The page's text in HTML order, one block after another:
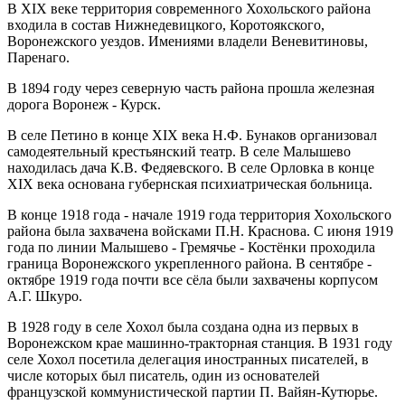
В XIX веке территория современного Хохольского района
входила в состав Нижнедевицкого, Коротоякского,
Воронежского уездов. Имениями владели Веневитиновы,
Паренаго.
В 1894 году через северную часть района прошла железная
дорога Воронеж - Курск.
В селе Петино в конце XIX века Н.Ф. Бунаков организовал
самодеятельный крестьянский театр. В селе Малышево
находилась дача К.В. Федяевского. В селе Орловка в конце
XIX века основана губернская психиатрическая больница.
В конце 1918 года - начале 1919 года территория Хохольского
района была захвачена войсками П.Н. Краснова. С июня 1919
года по линии Малышево - Гремячье - Костёнки проходила
граница Воронежского укрепленного района. В сентябре -
октябре 1919 года почти все сёла были захвачены корпусом
А.Г. Шкуро.
В 1928 году в селе Хохол была создана одна из первых в
Воронежском крае машинно-тракторная станция. В 1931 году
селе Хохол посетила делегация иностранных писателей, в
числе которых был писатель, один из основателей
французской коммунистической партии П. Вайян-Кутюрье.